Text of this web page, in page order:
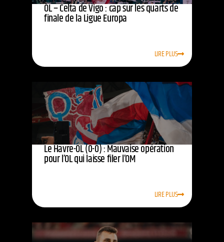
OL – Celta de Vigo : cap sur les quarts de
finale de la Ligue Europa
LIRE PLUS
Le Havre-OL (0-0) : Mauvaise opération
pour l’OL qui laisse filer l’OM
LIRE PLUS